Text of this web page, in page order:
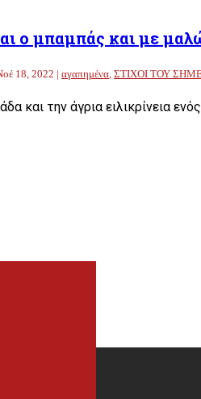
ο μπαμπάς και με
18, 2022 | αγαπημένα ΣΤΙΧΟΙ ΤΟΥ
και την άγρια ειλικρίνεια